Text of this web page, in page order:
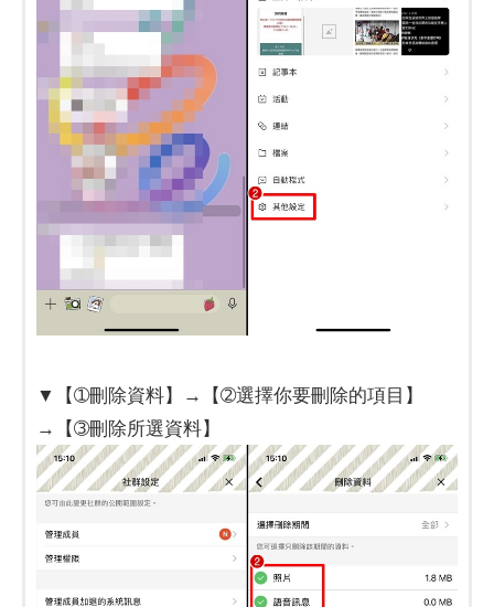
▼【➀刪除資料】→【➁選擇你要刪除的項目】
→【➂刪除所選資料】